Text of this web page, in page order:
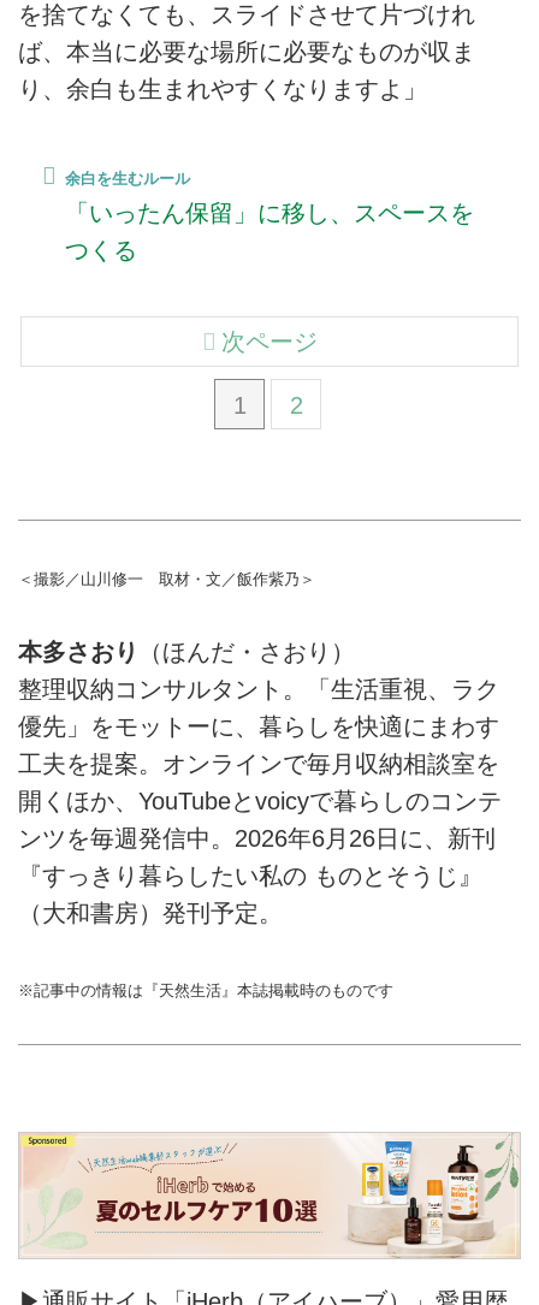
を捨てなくても、スライドさせて片づけれ
ば、本当に必要な場所に必要なものが収ま
り、余白も生まれやすくなりますよ」
余白を生むルール
「いったん保留」に移し、スペースを
つくる
1 2
次ページ
＜撮影／山川修一 取材・文／飯作紫乃＞
本多さおり
（ほんだ・さおり）
整理収納コンサルタント。「生活重視、ラク
優先」をモットーに、暮らしを快適にまわす
工夫を提案。オンラインで毎月収納相談室を
開くほか、YouTubeとvoicyで暮らしのコンテ
ンツを毎週発信中。2026年6月26日に、新刊
『すっきり暮らしたい私の ものとそうじ』
（大和書房）発刊予定。
※記事中の情報は『天然生活』本誌掲載時のものです